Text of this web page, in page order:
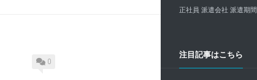
0
正社員 派遣会社 派遣期間
注目記事はこちら